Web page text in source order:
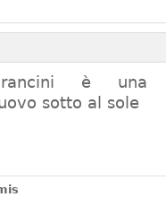
è una
sotto al sole